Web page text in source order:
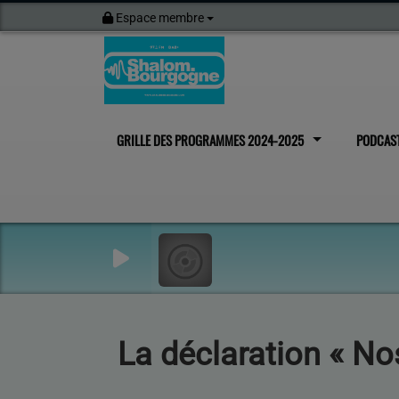
Espace membre
GRILLE DES PROGRAMMES 2024-2025
La déclaration «